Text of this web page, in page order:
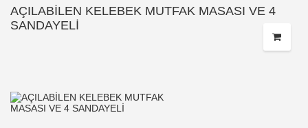
AÇILABİLEN KELEBEK MUTFAK MASASI VE 4
SANDAYELİ